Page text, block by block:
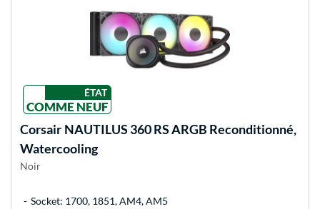
ÉTAT
COMME NEUF
Corsair NAUTILUS 360 RS ARGB Reconditionné,
Watercooling
Noir
Socket: 1700, 1851, AM4, AM5